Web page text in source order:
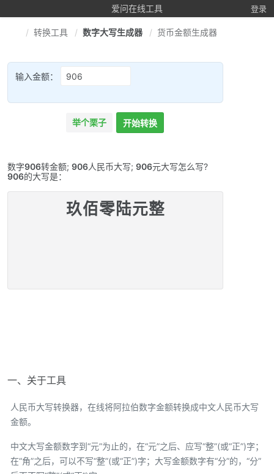
爱问在线工具 登录
转换工具 数字大写生成器 货币金额生成器
输入金额：
举个栗子 开始转换
数字906转金额; 906人民币大写; 906元大写怎么写?
906的大写是：
玖佰零陆元整
一、关于工具
人民币大写转换器，在线将阿拉伯数字金额转换成中文人民币大写
金额。
中文大写金额数字到“元”为止的，在“元”之后、应写“整”(或“正”)字；
在“角”之后，可以不写“整”(或“正”)字；大写金额数字有“分”的，“分”